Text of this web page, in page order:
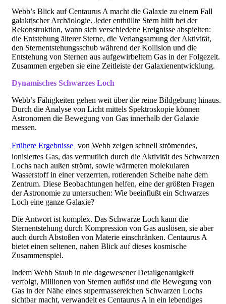
Webb’s Blick auf Centaurus A macht die Galaxie zu einem Fall
galaktischer Archäologie. Jeder enthüllte Stern hilft bei der
Rekonstruktion, wann sich verschiedene Ereignisse abspielten:
die Entstehung älterer Sterne, die Verlangsamung der Aktivität,
den Sternentstehungsschub während der Kollision und die
Entstehung von Sternen aus aufgewirbeltem Gas in der Folgezeit.
Zusammen ergeben sie eine Zeitleiste der Galaxienentwicklung.
Dynamisches Schwarzes Loch
Webb’s Fähigkeiten gehen weit über die reine Bildgebung hinaus.
Durch die Analyse von Licht mittels Spektroskopie können
Astronomen die Bewegung von Gas innerhalb der Galaxie
messen.
Frühere Ergebnisse von Webb zeigen schnell strömendes,
ionisiertes Gas, das vermutlich durch die Aktivität des Schwarzen
Lochs nach außen strömt, sowie wärmeren molekularen
Wasserstoff in einer verzerrten, rotierenden Scheibe nahe dem
Zentrum. Diese Beobachtungen helfen, eine der größten Fragen
der Astronomie zu untersuchen: Wie beeinflußt ein Schwarzes
Loch eine ganze Galaxie?
Die Antwort ist komplex. Das Schwarze Loch kann die
Sternentstehung durch Kompression von Gas auslösen, sie aber
auch durch Abstoßen von Materie einschränken. Centaurus A
bietet einen seltenen, nahen Blick auf dieses kosmische
Zusammenspiel.
Indem Webb Staub in nie dagewesener Detailgenauigkeit
verfolgt, Millionen von Sternen auflöst und die Bewegung von
Gas in der Nähe eines supermassereichen Schwarzen Lochs
sichtbar macht, verwandelt es Centaurus A in ein lebendiges